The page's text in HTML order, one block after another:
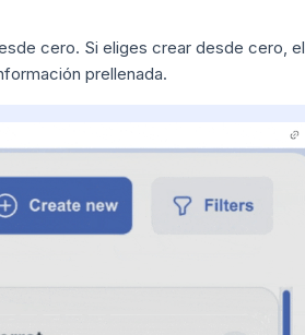
cero. Si eliges crear desde cero, el
prellenada.